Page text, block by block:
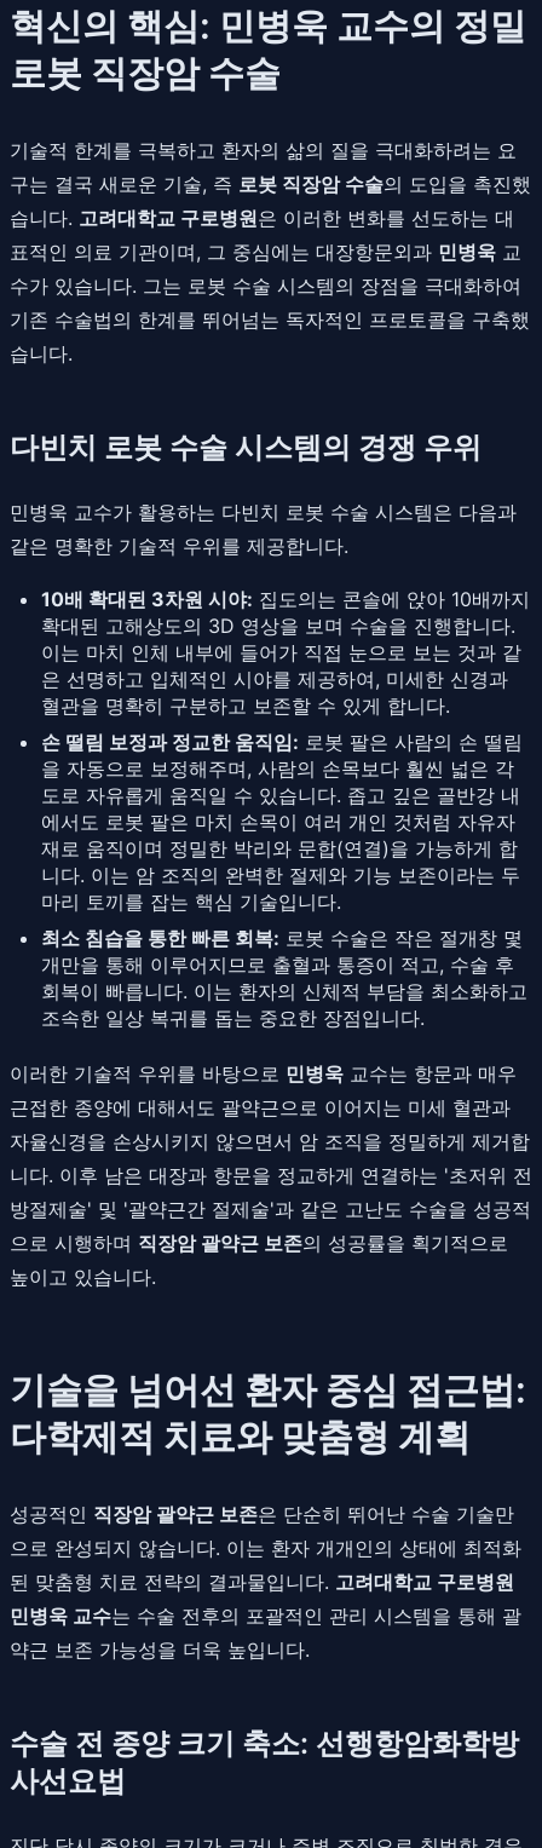
혁신의 핵심: 민병욱 교수의 정밀
로봇 직장암 수술
기술적 한계를 극복하고 환자의 삶의 질을 극대화하려는 요
구는 결국 새로운 기술, 즉 로봇 직장암 수술의 도입을 촉진했
습니다. 고려대학교 구로병원은 이러한 변화를 선도하는 대
표적인 의료 기관이며, 그 중심에는 대장항문외과 민병욱 교
수가 있습니다. 그는 로봇 수술 시스템의 장점을 극대화하여
기존 수술법의 한계를 뛰어넘는 독자적인 프로토콜을 구축했
습니다.
다빈치 로봇 수술 시스템의 경쟁 우위
민병욱 교수가 활용하는 다빈치 로봇 수술 시스템은 다음과
같은 명확한 기술적 우위를 제공합니다.
10배 확대된 3차원 시야: 집도의는 콘솔에 앉아 10배까지
확대된 고해상도의 3D 영상을 보며 수술을 진행합니다.
이는 마치 인체 내부에 들어가 직접 눈으로 보는 것과 같
은 선명하고 입체적인 시야를 제공하여, 미세한 신경과
혈관을 명확히 구분하고 보존할 수 있게 합니다.
손 떨림 보정과 정교한 움직임: 로봇 팔은 사람의 손 떨림
을 자동으로 보정해주며, 사람의 손목보다 훨씬 넓은 각
도로 자유롭게 움직일 수 있습니다. 좁고 깊은 골반강 내
에서도 로봇 팔은 마치 손목이 여러 개인 것처럼 자유자
재로 움직이며 정밀한 박리와 문합(연결)을 가능하게 합
니다. 이는 암 조직의 완벽한 절제와 기능 보존이라는 두
마리 토끼를 잡는 핵심 기술입니다.
최소 침습을 통한 빠른 회복: 로봇 수술은 작은 절개창 몇
개만을 통해 이루어지므로 출혈과 통증이 적고, 수술 후
회복이 빠릅니다. 이는 환자의 신체적 부담을 최소화하고
조속한 일상 복귀를 돕는 중요한 장점입니다.
이러한 기술적 우위를 바탕으로 민병욱 교수는 항문과 매우
근접한 종양에 대해서도 괄약근으로 이어지는 미세 혈관과
자율신경을 손상시키지 않으면서 암 조직을 정밀하게 제거합
니다. 이후 남은 대장과 항문을 정교하게 연결하는 '초저위 전
방절제술' 및 '괄약근간 절제술'과 같은 고난도 수술을 성공적
으로 시행하며 직장암 괄약근 보존의 성공률을 획기적으로
높이고 있습니다.
기술을 넘어선 환자 중심 접근법:
다학제적 치료와 맞춤형 계획
성공적인 직장암 괄약근 보존은 단순히 뛰어난 수술 기술만
으로 완성되지 않습니다. 이는 환자 개개인의 상태에 최적화
된 맞춤형 치료 전략의 결과물입니다. 고려대학교 구로병원
민병욱 교수는 수술 전후의 포괄적인 관리 시스템을 통해 괄
약근 보존 가능성을 더욱 높입니다.
수술 전 종양 크기 축소: 선행항암화학방
사선요법